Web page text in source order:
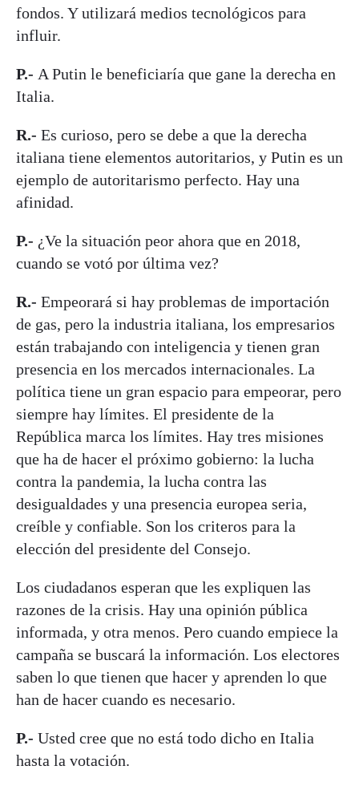
fondos. Y utilizará medios tecnológicos para
influir.
P.- A Putin le beneficiaría que gane la derecha en
Italia.
R.- Es curioso, pero se debe a que la derecha
italiana tiene elementos autoritarios, y Putin es un
ejemplo de autoritarismo perfecto. Hay una
afinidad.
P.- ¿Ve la situación peor ahora que en 2018,
cuando se votó por última vez?
R.- Empeorará si hay problemas de importación
de gas, pero la industria italiana, los empresarios
están trabajando con inteligencia y tienen gran
presencia en los mercados internacionales. La
política tiene un gran espacio para empeorar, pero
siempre hay límites. El presidente de la
República marca los límites. Hay tres misiones
que ha de hacer el próximo gobierno: la lucha
contra la pandemia, la lucha contra las
desigualdades y una presencia europea seria,
creíble y confiable. Son los criteros para la
elección del presidente del Consejo.
Los ciudadanos esperan que les expliquen las
razones de la crisis. Hay una opinión pública
informada, y otra menos. Pero cuando empiece la
campaña se buscará la información. Los electores
saben lo que tienen que hacer y aprenden lo que
han de hacer cuando es necesario.
P.- Usted cree que no está todo dicho en Italia
hasta la votación.